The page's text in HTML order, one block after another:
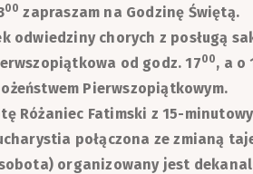
00 zapraszam na Godzinę Świętą.
odwiedziny chorych z posługą
od godz. 1700, a o
Pierwszopiątkowym.
Różaniec Fatimski z 15-
połączona ze zmianą
organizowany jest